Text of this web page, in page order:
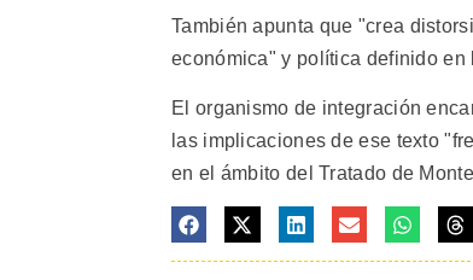
También apunta que "crea
económica" y política definido
El organismo de integración
las implicaciones de ese texto
en el ámbito del Tratado de